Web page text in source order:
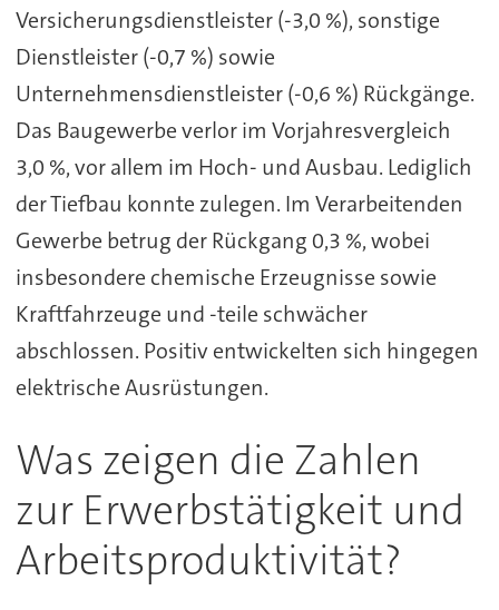
Versicherungsdienstleister (-3,0 %), sonstige
Dienstleister (-0,7 %) sowie
Unternehmensdienstleister (-0,6 %) Rückgänge.
Das Baugewerbe verlor im Vorjahresvergleich
3,0 %, vor allem im Hoch- und Ausbau. Lediglich
der Tiefbau konnte zulegen. Im Verarbeitenden
Gewerbe betrug der Rückgang 0,3 %, wobei
insbesondere chemische Erzeugnisse sowie
Kraftfahrzeuge und -teile schwächer
abschlossen. Positiv entwickelten sich hingegen
elektrische Ausrüstungen.
Was zeigen die Zahlen
zur Erwerbstätigkeit und
Arbeitsproduktivität?